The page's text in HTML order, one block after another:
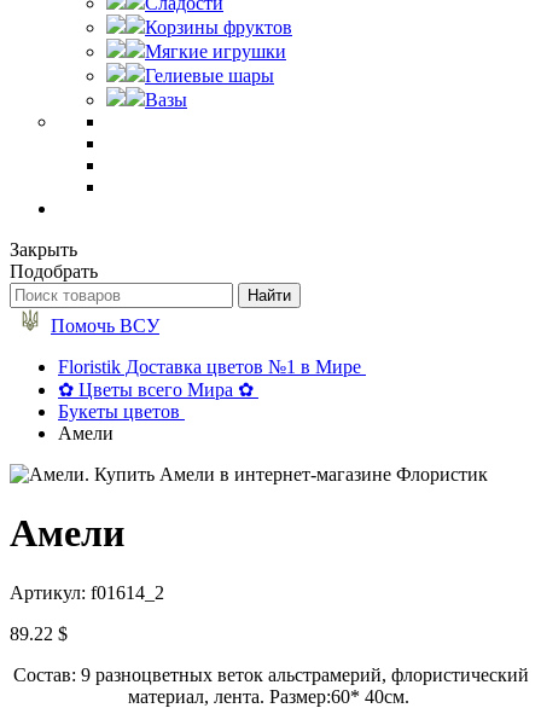
Корзины фруктов
Мягкие игрушки
Гелиевые шары
Вазы
Закрыть
Подобрать
Помочь ВСУ
Floristik Доставка цветов №1 в Мире
✿ Цветы всего Мира ✿
Букеты цветов
Амели
Амели
Артикул: f01614_2
89.22 $
Состав: 9 разноцветных веток альстрамерий, флористический
материал, лента. Размер:60* 40см.